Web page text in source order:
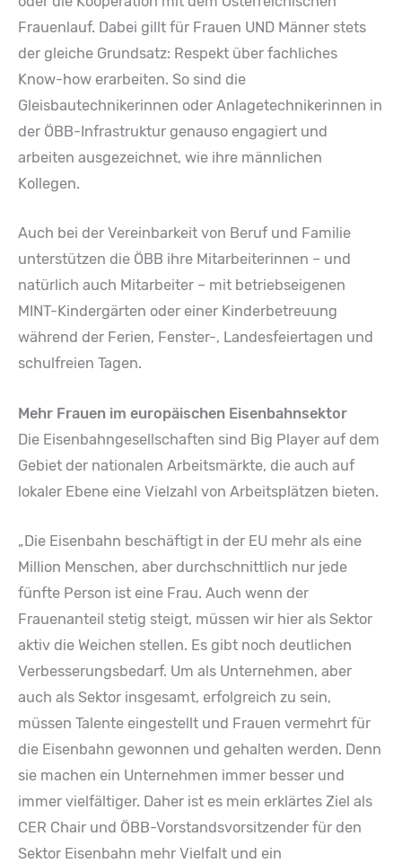
Frauenlauf. Dabei gillt für Frauen UND Männer stets
der gleiche Grundsatz: Respekt über fachliches
Know-how erarbeiten. So sind die
Gleisbautechnikerinnen oder Anlagetechnikerinnen in
der ÖBB-Infrastruktur genauso engagiert und
arbeiten ausgezeichnet, wie ihre männlichen
Kollegen.
Auch bei der Vereinbarkeit von Beruf und Familie
unterstützen die ÖBB ihre Mitarbeiterinnen – und
natürlich auch Mitarbeiter – mit betriebseigenen
MINT-Kindergärten oder einer Kinderbetreuung
während der Ferien, Fenster-, Landesfeiertagen und
schulfreien Tagen.
Mehr Frauen im europäischen Eisenbahnsektor
Die Eisenbahngesellschaften sind Big Player auf dem
Gebiet der nationalen Arbeitsmärkte, die auch auf
lokaler Ebene eine Vielzahl von Arbeitsplätzen bieten.
„Die Eisenbahn beschäftigt in der EU mehr als eine
Million Menschen, aber durchschnittlich nur jede
fünfte Person ist eine Frau. Auch wenn der
Frauenanteil stetig steigt, müssen wir hier als Sektor
aktiv die Weichen stellen. Es gibt noch deutlichen
Verbesserungsbedarf. Um als Unternehmen, aber
auch als Sektor insgesamt, erfolgreich zu sein,
müssen Talente eingestellt und Frauen vermehrt für
die Eisenbahn gewonnen und gehalten werden. Denn
sie machen ein Unternehmen immer besser und
immer vielfältiger. Daher ist es mein erklärtes Ziel als
CER Chair und ÖBB-Vorstandsvorsitzender für den
Sektor Eisenbahn mehr Vielfalt und ein